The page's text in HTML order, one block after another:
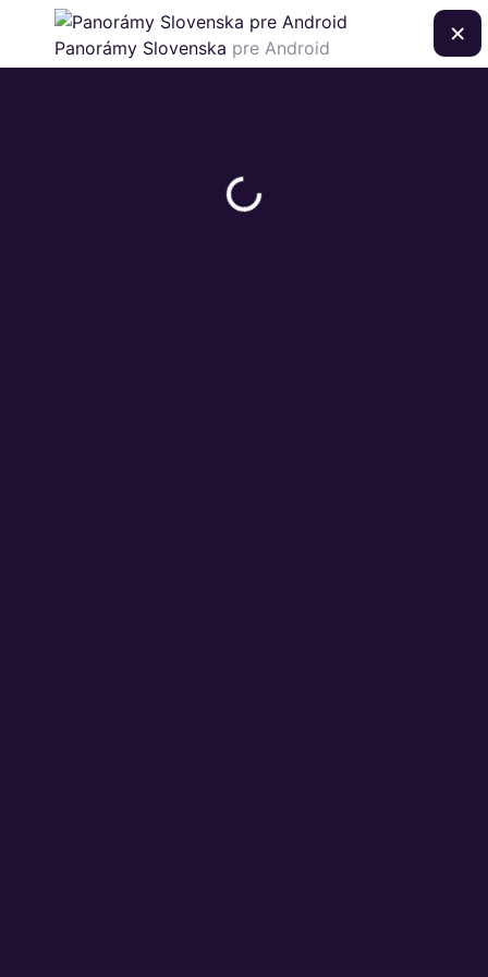
Panorámy Slovenska pre Android ×